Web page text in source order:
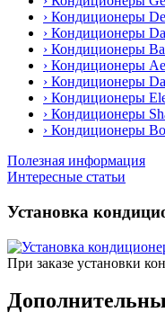
› Кондиционеры
› Кондиционеры
› Кондиционеры
› Кондиционеры
› Кондиционеры
› Кондиционеры
› Кондиционеры
› Кондиционеры
Полезная информация
Интересные статьи
Установка
При заказе установки